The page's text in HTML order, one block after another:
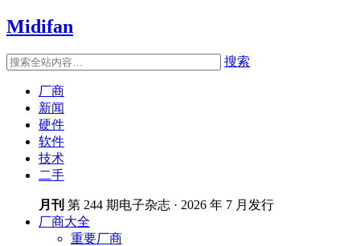
Midifan
搜索
厂商
新闻
硬件
软件
技术
二手
月刊 第 244 期电子杂志 · 2026 年 7 月发行
厂商大全
重要厂商